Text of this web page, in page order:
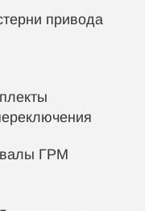
привода
ГРМ